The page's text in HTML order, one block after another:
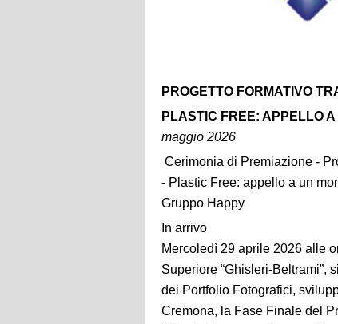
PROGETTO FORMATIVO
PLASTIC FREE: APPELLO
maggio 2026
Cerimonia di Premiazione -
- Plastic Free: appello a un
Gruppo Happy
In arrivo
Mercoledì 29 aprile 2026 alle
Superiore “Ghisleri-Beltrami”,
dei Portfolio Fotografici,
Cremona, la Fase Finale del